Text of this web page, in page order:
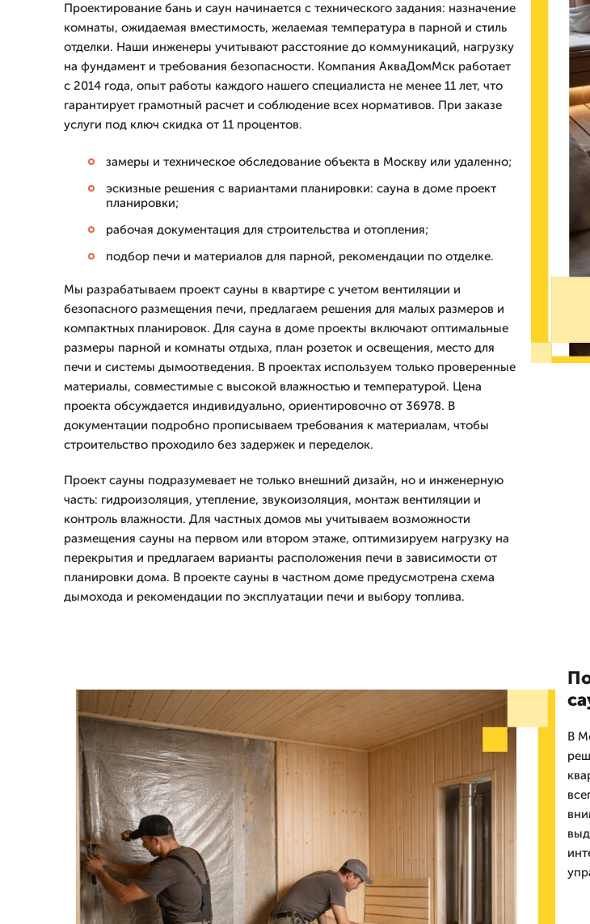
Проектирование бань и саун начинается с технического задания: назначение
комнаты, ожидаемая вместимость, желаемая температура в парной и стиль
отделки. Наши инженеры учитывают расстояние до коммуникаций, нагрузку
на фундамент и требования безопасности. Компания АкваДомМск работает
с 2014 года, опыт работы каждого нашего специалиста не менее 11 лет, что
гарантирует грамотный расчет и соблюдение всех нормативов. При заказе
услуги под ключ скидка от 11 процентов.
замеры и техническое обследование объекта в Москву или удаленно;
эскизные решения с вариантами планировки: сауна в доме проект
планировки;
рабочая документация для строительства и отопления;
подбор печи и материалов для парной, рекомендации по отделке.
Мы разрабатываем проект сауны в квартире с учетом вентиляции и
безопасного размещения печи, предлагаем решения для малых размеров и
компактных планировок. Для сауна в доме проекты включают оптимальные
размеры парной и комнаты отдыха, план розеток и освещения, место для
печи и системы дымоотведения. В проектах используем только проверенные
материалы, совместимые с высокой влажностью и температурой. Цена
проекта обсуждается индивидуально, ориентировочно от 36978. В
документации подробно прописываем требования к материалам, чтобы
строительство проходило без задержек и переделок.
Проект сауны подразумевает не только внешний дизайн, но и инженерную
часть: гидроизоляция, утепление, звукоизоляция, монтаж вентиляции и
контроль влажности. Для частных домов мы учитываем возможности
размещения сауны на первом или втором этаже, оптимизируем нагрузку на
перекрытия и предлагаем варианты расположения печи в зависимости от
планировки дома. В проекте сауны в частном доме предусмотрена схема
дымохода и рекомендации по эксплуатации печи и выбору топлива.
В